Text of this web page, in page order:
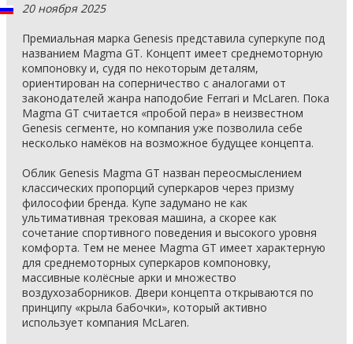
20 ноября 2025
Премиальная марка Genesis представила суперкупе под
названием Magma GT. Концепт имеет среднемоторную
компоновку и, судя по некоторым деталям,
ориентирован на соперничество с аналогами от
законодателей жанра наподобие Ferrari и McLaren. Пока
Magma GT считается «пробой пера» в неизвестном
Genesis сегменте, но компания уже позволила себе
несколько намёков на возможное будущее концепта.
Облик Genesis Magma GT назван переосмыслением
классических пропорций суперкаров через призму
философии бренда. Купе задумано не как
ультимативная трековая машина, а скорее как
сочетание спортивного поведения и высокого уровня
комфорта. Тем не менее Magma GT имеет характерную
для среднемоторных суперкаров компоновку,
массивные колёсные арки и множество
воздухозаборников. Двери концепта открываются по
принципу «крыла бабочки», который активно
использует компания McLaren.